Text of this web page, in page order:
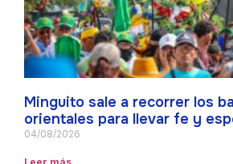
Minguito sale a recorrer los
orientales para llevar fe y
04/08/2026